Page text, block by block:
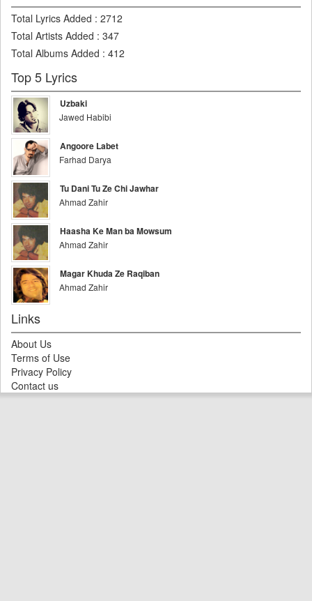
Total Lyrics Added : 2712
Total Artists Added : 347
Total Albums Added : 412
Top 5 Lyrics
Uzbaki
Jawed Habibi
Angoore Labet
Farhad Darya
Tu Dani Tu Ze Chi Jawhar
Ahmad Zahir
Haasha Ke Man ba Mowsum
Ahmad Zahir
Magar Khuda Ze Raqiban
Ahmad Zahir
Links
About Us
Terms of Use
Privacy Policy
Contact us